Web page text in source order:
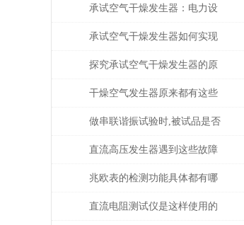
承试空气干燥发生器：电力设
备绝缘维护的守护者
承试空气干燥发生器如何实现
自动化控制？
探究承试空气干燥发生器的原
理与应用
干燥空气发生器原来都有这些
性能和特点
做串联谐振试验时,被试品是否
被击穿该如何判断？
直流高压发生器遇到这些故障
该如何处理？
兆欧表的检测功能具体都有哪
些？
直流电阻测试仪是这样使用的